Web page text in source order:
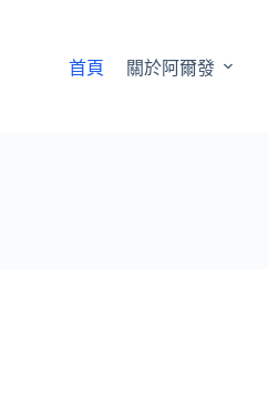
首頁 關於阿爾發